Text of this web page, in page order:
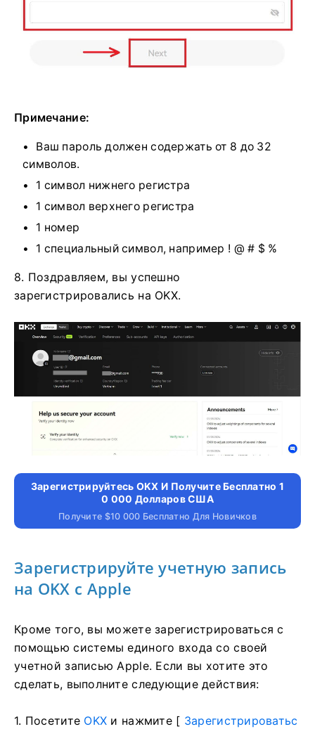
Примечание:
Ваш пароль должен содержать от 8 до 32
символов.
1 символ нижнего регистра
1 символ верхнего регистра
1 номер
1 специальный символ, например ! @ # $ %
8. Поздравляем, вы успешно
зарегистрировались на OKX.
Зарегистрируйтесь OKX И Получите Бесплатно 1
0 000 Долларов США
Получите $10 000 Бесплатно Для Новичков
Зарегистрируйте учетную запись
на OKX с Apple
Кроме того, вы можете зарегистрироваться с
помощью системы единого входа со своей
учетной записью Apple. Если вы хотите это
сделать, выполните следующие действия:
1. Посетите OKX и нажмите [ Зарегистрироватьс